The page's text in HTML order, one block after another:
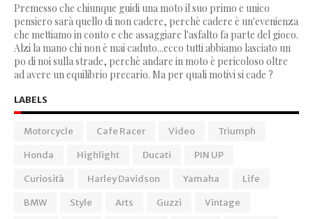
Premesso che chiunque guidi una moto il suo primo e unico
pensiero sarà quello di non cadere, perchè cadere è un'evenienza
che mettiamo in conto e che assaggiare l'asfalto fa parte del gioco.
Alzi la mano chi non è mai caduto...ecco tutti abbiamo lasciato un
po di noi sulla strade, perchè andare in moto è pericoloso oltre
ad avere un equilibrio precario. Ma per quali motivi si cade ?
LABELS
Motorcycle Cafe Racer Video
Triumph
Honda
Highlight Ducati
PIN UP
Curiosità
Harley Davidson Yamaha
Life
BMW
Style Arts Guzzi
Vintage